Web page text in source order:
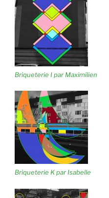
Briqueterie I par Maximilien
Briqueterie K par Isabelle